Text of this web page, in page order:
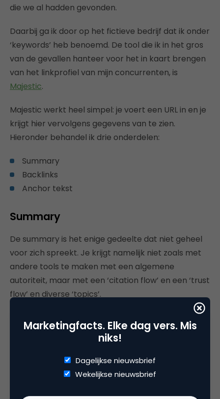
die we al hadden gevonden.
Daarbij ga ik door op het fictieve bedrijf dat ik onder
‘keywords’ heb benoemd. De tool die ik in het gros
van de gevallen hanteer voor het in kaart brengen
van het linkprofiel van mijn concurrenten, is
Majestic.
Majestic werkt heel simpel: je voert een URL in en je
krijgt hier vervolgens gegevens van te zien.
Hieronder behandel ik drie onderdelen:
Summary
Backlinks
Anchor tekst
Summary
De summary is het enige gedeelte dat niet geheel
voor zich spreekt. Je krijgt namelijk niet zoals met
andere tools te maken met een algemene
autoriteit, maar met een ‘citation flow’ en een ‘trust
flow’ en diverse ‘topics’.
De citation flow zegt iets over de invloed van de link
en wordt gebaseerd op de hoeveelheid links naar
een domein wijzen. De trust flow zegt iets over de
betrouwbaarheid van een link, wat is gebaseerd op
het aantal betrouwbare links dat naar het domein
Marketingfacts. Elke dag vers. Mis
niks!
Dagelijkse nieuwsbrief
Wekelijkse nieuwsbrief